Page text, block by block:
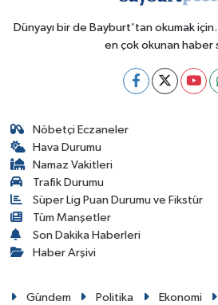
Dünyayı bir de Bayburt'tan okumak
en çok okunan haber
Nöbetçi Eczaneler
Hava Durumu
Namaz Vakitleri
Trafik Durumu
Süper Lig Puan Durumu ve Fikstür
Tüm Manşetler
Son Dakika Haberleri
Haber Arşivi
Gündem Politika Ekonomi